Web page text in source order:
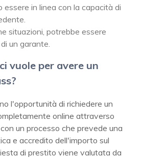
in linea con la capacità di
situazioni, potrebbe essere
un garante.
vuole per avere un
l'opportunità di richiedere un
online attraverso
un processo che prevede una
e accredito dell'importo sul
di prestito viene valutata da